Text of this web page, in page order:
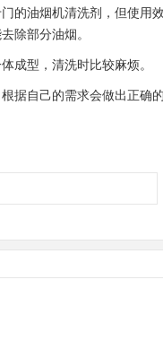
的油烟机清洗剂，但使用
除部分油烟。
成型，清洗时比较麻烦。
据自己的需求会做出正确